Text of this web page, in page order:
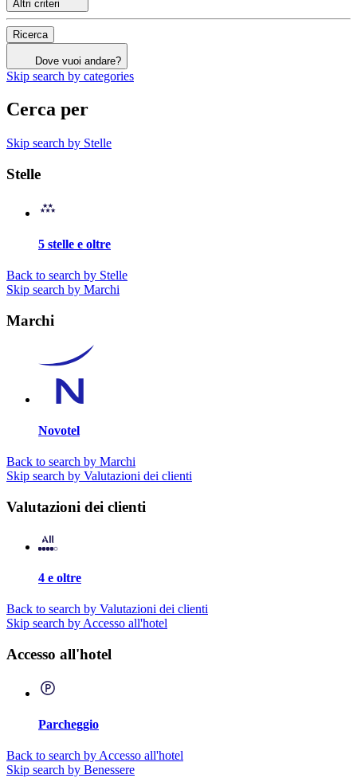
Altri criteri
Ricerca
Dove vuoi andare?
Skip search by categories
Cerca per
Skip search by Stelle
Stelle
5 stelle e oltre
Back to search by Stelle
Skip search by Marchi
Marchi
Novotel
Back to search by Marchi
Skip search by Valutazioni dei clienti
Valutazioni dei clienti
4 e oltre
Back to search by Valutazioni dei clienti
Skip search by Accesso all'hotel
Accesso all'hotel
Parcheggio
Back to search by Accesso all'hotel
Skip search by Benessere